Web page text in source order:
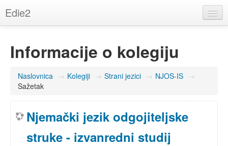
Edie2
Niste prijavljeni na sustav. (Prijava
Informacije o kolegiju
Naslovnica → Kolegiji → Strani jezici → NJOS-IS →
Sažetak
Njemački jezik odgojiteljske
struke - izvanredni studij